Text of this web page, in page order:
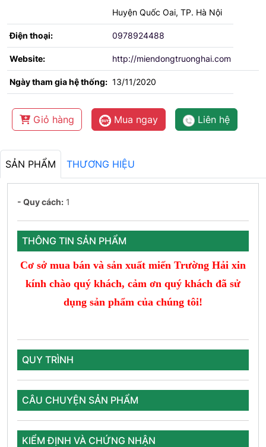
Huyện Quốc Oai, TP. Hà Nội
Điện thoại: 0978924488
Website: http://miendongtruonghai.com
Ngày tham gia hệ thống: 13/11/2020
Giỏ hàng Mua ngay Liên hệ
SẢN PHẨM THƯƠNG HIỆU
- Quy cách: 1
THÔNG TIN SẢN PHẨM
Cơ sở mua bán và sản xuất miến Trường Hải xin
kính chào quý khách, cảm ơn quý khách đã sử
dụng sản phẩm của chúng tôi!
QUY TRÌNH
CÂU CHUYỆN SẢN PHẨM
KIỂM ĐỊNH VÀ CHỨNG NHẬN